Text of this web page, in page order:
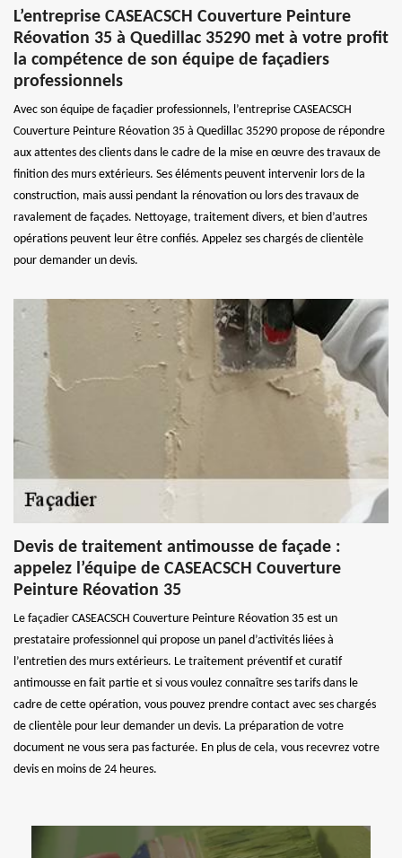
L’entreprise CASEACSCH Couverture Peinture
Réovation 35 à Quedillac 35290 met à votre profit
la compétence de son équipe de façadiers
professionnels
Avec son équipe de façadier professionnels, l’entreprise CASEACSCH
Couverture Peinture Réovation 35 à Quedillac 35290 propose de répondre
aux attentes des clients dans le cadre de la mise en œuvre des travaux de
finition des murs extérieurs. Ses éléments peuvent intervenir lors de la
construction, mais aussi pendant la rénovation ou lors des travaux de
ravalement de façades. Nettoyage, traitement divers, et bien d’autres
opérations peuvent leur être confiés. Appelez ses chargés de clientèle
pour demander un devis.
Devis de traitement antimousse de façade :
appelez l’équipe de CASEACSCH Couverture
Peinture Réovation 35
Le façadier CASEACSCH Couverture Peinture Réovation 35 est un
prestataire professionnel qui propose un panel d’activités liées à
l’entretien des murs extérieurs. Le traitement préventif et curatif
antimousse en fait partie et si vous voulez connaître ses tarifs dans le
cadre de cette opération, vous pouvez prendre contact avec ses chargés
de clientèle pour leur demander un devis. La préparation de votre
document ne vous sera pas facturée. En plus de cela, vous recevrez votre
devis en moins de 24 heures.